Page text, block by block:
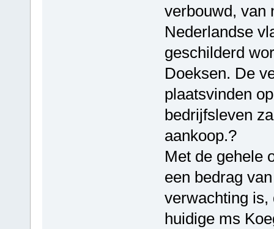
verbouwd, van
Nederlandse
geschilderd
Doeksen. De
plaatsvinden
bedrijfsleven
aankoop.?
Met de gehele
een bedrag
verwachting is,
huidige ms